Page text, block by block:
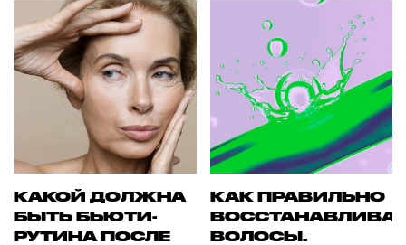
КАКОЙ ДОЛЖНА
БЫТЬ БЬЮТИ-
РУТИНА ПОСЛЕ
КАК ПРАВИЛЬНО
ВОЛОСЫ.